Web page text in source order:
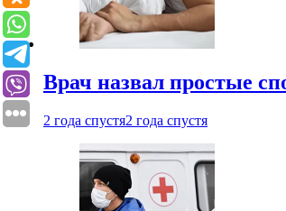
Врач назвал простые
2 года спустя2 года спустя